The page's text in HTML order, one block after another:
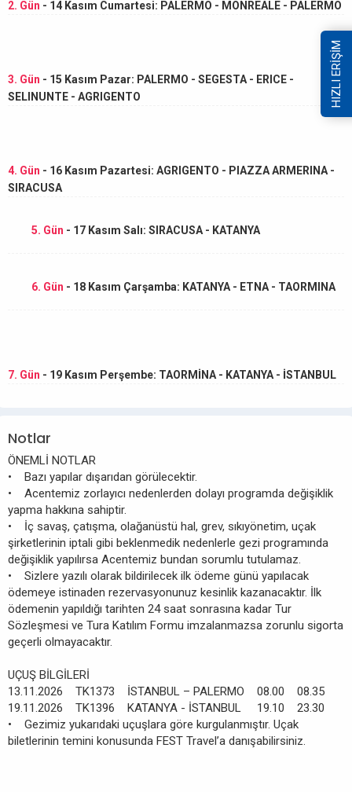
2. Gün - 14 Kasım Cumartesi: PALERMO - MONREALE - PALERMO
3. Gün - 15 Kasım Pazar: PALERMO - SEGESTA - ERICE -
SELINUNTE - AGRIGENTO
4. Gün - 16 Kasım Pazartesi: AGRIGENTO - PIAZZA ARMERINA -
SIRACUSA
5. Gün - 17 Kasım Salı: SIRACUSA - KATANYA
6. Gün - 18 Kasım Çarşamba: KATANYA - ETNA - TAORMINA
7. Gün - 19 Kasım Perşembe: TAORMİNA - KATANYA - İSTANBUL
Notlar
ÖNEMLİ NOTLAR
• Bazı yapılar dışarıdan görülecektir.
• Acentemiz zorlayıcı nedenlerden dolayı programda değişiklik
yapma hakkına sahiptir.
• İç savaş, çatışma, olağanüstü hal, grev, sıkıyönetim, uçak
şirketlerinin iptali gibi beklenmedik nedenlerle gezi programında
değişiklik yapılırsa Acentemiz bundan sorumlu tutulamaz.
• Sizlere yazılı olarak bildirilecek ilk ödeme günü yapılacak
ödemeye istinaden rezervasyonunuz kesinlik kazanacaktır. İlk
ödemenin yapıldığı tarihten 24 saat sonrasına kadar Tur
Sözleşmesi ve Tura Katılım Formu imzalanmazsa zorunlu sigorta
geçerli olmayacaktır.
UÇUŞ BİLGİLERİ
13.11.2026 TK1373 İSTANBUL – PALERMO 08.00 08.35
19.11.2026 TK1396 KATANYA - İSTANBUL 19.10 23.30
• Gezimiz yukarıdaki uçuşlara göre kurgulanmıştır. Uçak
biletlerinin temini konusunda FEST Travel’a danışabilirsiniz.
HIZLI ERİŞİM